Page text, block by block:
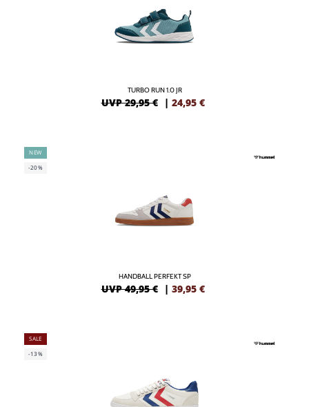
TURBO RUN 1.0 JR
UVP 29,95 € | 24,95 €
NEW
-20%
HANDBALL PERFEKT SP
UVP 49,95 € | 39,95 €
SALE
-13%